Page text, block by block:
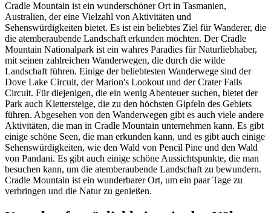
Cradle Mountain ist ein wunderschöner Ort in Tasmanien,
Australien, der eine Vielzahl von Aktivitäten und
Sehenswürdigkeiten bietet. Es ist ein beliebtes Ziel für Wanderer, die
die atemberaubende Landschaft erkunden möchten. Der Cradle
Mountain Nationalpark ist ein wahres Paradies für Naturliebhaber,
mit seinen zahlreichen Wanderwegen, die durch die wilde
Landschaft führen. Einige der beliebtesten Wanderwege sind der
Dove Lake Circuit, der Marion's Lookout und der Crater Falls
Circuit. Für diejenigen, die ein wenig Abenteuer suchen, bietet der
Park auch Klettersteige, die zu den höchsten Gipfeln des Gebiets
führen. Abgesehen von den Wanderwegen gibt es auch viele andere
Aktivitäten, die man in Cradle Mountain unternehmen kann. Es gibt
einige schöne Seen, die man erkunden kann, und es gibt auch einige
Sehenswürdigkeiten, wie den Wald von Pencil Pine und den Wald
von Pandani. Es gibt auch einige schöne Aussichtspunkte, die man
besuchen kann, um die atemberaubende Landschaft zu bewundern.
Cradle Mountain ist ein wunderbarer Ort, um ein paar Tage zu
verbringen und die Natur zu genießen.